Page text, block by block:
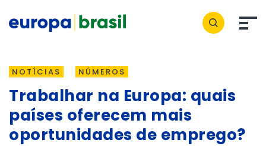
NOTÍCIAS NÚMEROS
Trabalhar na Europa: quais
países oferecem mais
oportunidades de emprego?